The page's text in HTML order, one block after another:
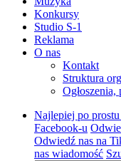
Konkursy
Studio S-1
Reklama
O nas
Kontakt
Struktura
Ogłoszenia,
Najlepiej po
Facebook-u
Odwiedź nas na
nas wiadomość